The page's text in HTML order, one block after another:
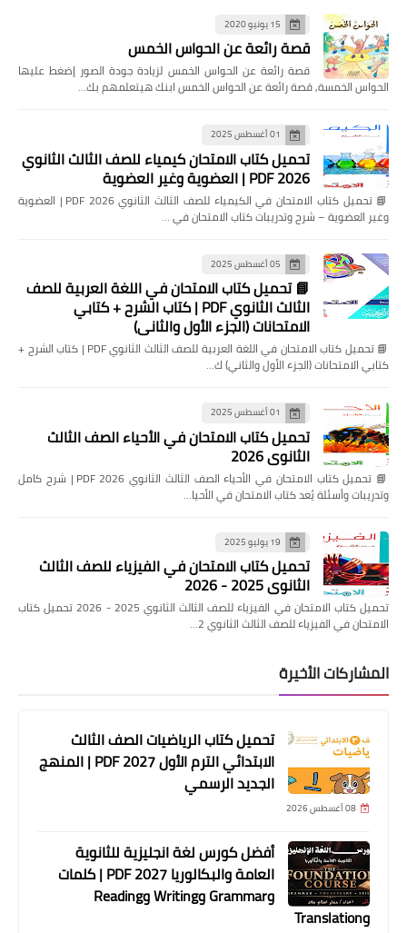
15 يونيو 2020
قصة رائعة عن الحواس الخمس
قصة رائعة عن الحواس الخمس لزيادة جودة الصور إضغط عليها
الحواس الخمسة, قصة رائعة عن الحواس الخمس ابنك هيتعلمهم بك…
01 أغسطس 2025
تحميل كتاب الامتحان كيمياء للصف الثالث الثانوي
2026 PDF | العضوية وغير العضوية
📘 تحميل كتاب الامتحان في الكيمياء للصف الثالث الثانوي 2026 PDF | العضوية
وغير العضوية – شرح وتدريبات كتاب الامتحان في …
05 أغسطس 2025
📘 تحميل كتاب الامتحان في اللغة العربية للصف
الثالث الثانوي PDF | كتاب الشرح + كتابي
الامتحانات (الجزء الأول والثاني)
📘 تحميل كتاب الامتحان في اللغة العربية للصف الثالث الثانوي PDF | كتاب الشرح +
كتابي الامتحانات (الجزء الأول والثاني) ك…
01 أغسطس 2025
تحميل كتاب الامتحان في الأحياء الصف الثالث
الثانوي 2026
📘 تحميل كتاب الامتحان في الأحياء الصف الثالث الثانوي 2026 PDF | شرح كامل
وتدريبات وأسئلة يُعد كتاب الامتحان في الأحيا…
19 يوليو 2025
تحميل كتاب الامتحان في الفيزياء للصف الثالث
الثانوي 2025 - 2026
تحميل كتاب الامتحان في الفيزياء للصف الثالث الثانوي 2025 - 2026 تحميل كتاب
الامتحان في الفيزياء للصف الثالث الثانوي 2…
المشاركات الأخيرة
تحميل كتاب الرياضيات الصف الثالث
الابتدائي الترم الأول 2027 PDF | المنهج
الجديد الرسمي
08 أغسطس 2026
أفضل كورس لغة انجليزية للثانوية
العامة والبكالوريا 2027 PDF | كلمات
وGrammar وWriting وReading
وTranslation